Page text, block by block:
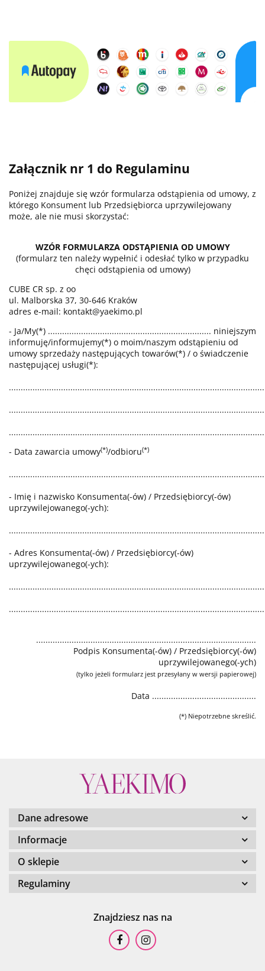
Załącznik nr 1 do Regulaminu
Poniżej znajduje się wzór formularza odstąpienia od umowy, z
którego Konsument lub Przedsiębiorca uprzywilejowany
może, ale nie musi skorzystać:
WZÓR FORMULARZA ODSTĄPIENIA OD UMOWY
(formularz ten należy wypełnić i odesłać tylko w przypadku
chęci odstąpienia od umowy)
CUBE CR sp. z oo
ul. Malborska 37, 30-646 Kraków
adres e-mail: kontakt@yaekimo.pl
- Ja/My(*) ..................................................................... niniejszym
informuję/informujemy(*) o moim/naszym odstąpieniu od
umowy sprzedaży następujących towarów(*) / o świadczenie
następującej usługi(*):
- Data zawarcia umowy(*)/odbioru(*)
- Imię i nazwisko Konsumenta(-ów) / Przedsiębiorcy(-ów)
uprzywilejowanego(-ych):
- Adres Konsumenta(-ów) / Przedsiębiorcy(-ów)
uprzywilejowanego(-ych):
.............................................................................................
Podpis Konsumenta(-ów) / Przedsiębiorcy(-ów)
uprzywilejowanego(-ych)
(tylko jeżeli formularz jest przesyłany w wersji papierowej)
Data ............................................
(*) Niepotrzebne skreślić.
Dane adresowe
Informacje
O sklepie
Regulaminy
Znajdziesz nas na